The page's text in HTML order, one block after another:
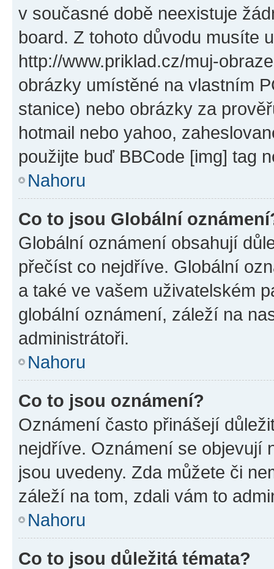
v současné době neexistuje
board. Z tohoto důvodu musíte
http://www.priklad.cz/muj-
obrázky umístěné na vlastním
stanice) nebo obrázky za
hotmail nebo yahoo,
použijte buď BBCode [img] tag
Nahoru
Co to jsou Globální
Globální oznámení obsahují
přečíst co nejdříve. Globální
a také ve vašem uživatelském
globální oznámení, záleží na
administrátoři.
Nahoru
Co to jsou oznámení?
Oznámení často přinášejí
nejdříve. Oznámení se objevují
jsou uvedeny. Zda můžete či
záleží na tom, zdali vám to
Nahoru
Co to jsou důležitá témata?